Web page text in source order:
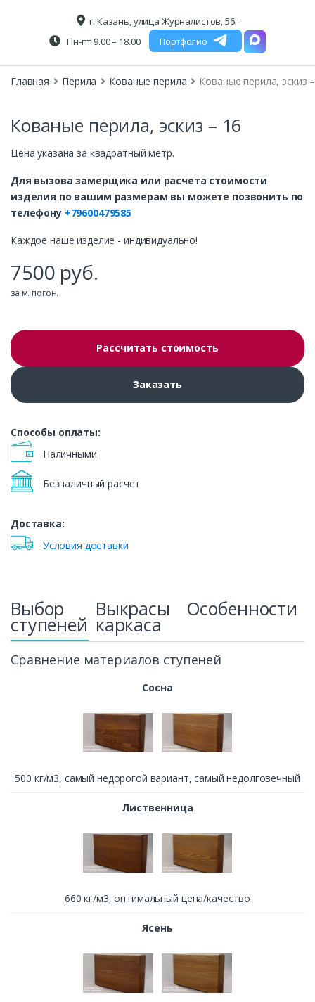
г. Казань, улица Журналистов, 56г
Пн-пт 9.00 – 18.00
Портфолио
Главная Перила Кованые перила Кованые перила, эскиз
Кованые перила, эскиз – 16
Цена указана за квадратный метр.
Для вызова замерщика или расчета стоимости
изделия по вашим размерам вы можете позвонить по
телефону +79600479585
Каждое наше изделие - индивидуально!
7500 руб.
за м. погон.
Рассчитать стоимость
Заказать
Способы оплаты:
Наличными
Безналичный расчет
Доставка:
Условия доставки
Выбор
ступеней
Выкрасы
каркаса
Особенности
Сравнение материалов ступеней
Сосна
500 кг/м3, cамый недорогой вариант, самый недолговечный
Лиственница
660 кг/м3, оптимальный цена/качество
Ясень